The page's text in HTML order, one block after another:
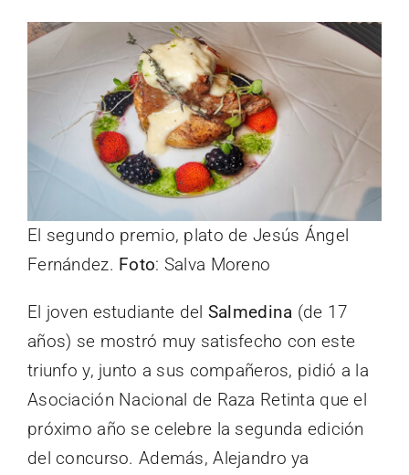
El segundo premio, plato de Jesús Ángel
Fernández. Foto: Salva Moreno
El joven estudiante del Salmedina (de 17
años) se mostró muy satisfecho con este
triunfo y, junto a sus compañeros, pidió a la
Asociación Nacional de Raza Retinta que el
próximo año se celebre la segunda edición
del concurso. Además, Alejandro ya